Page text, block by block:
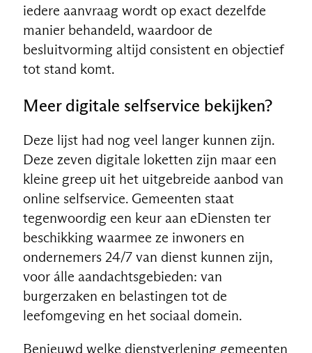
iedere aanvraag wordt op exact dezelfde
manier behandeld, waardoor de
besluitvorming altijd consistent en objectief
tot stand komt.
Meer digitale selfservice bekijken?
Deze lijst had nog veel langer kunnen zijn.
Deze zeven digitale loketten zijn maar een
kleine greep uit het uitgebreide aanbod van
online selfservice. Gemeenten staat
tegenwoordig een keur aan eDiensten ter
beschikking waarmee ze inwoners en
ondernemers 24/7 van dienst kunnen zijn,
voor álle aandachtsgebieden: van
burgerzaken en belastingen tot de
leefomgeving en het sociaal domein.
Benieuwd welke dienstverlening gemeenten